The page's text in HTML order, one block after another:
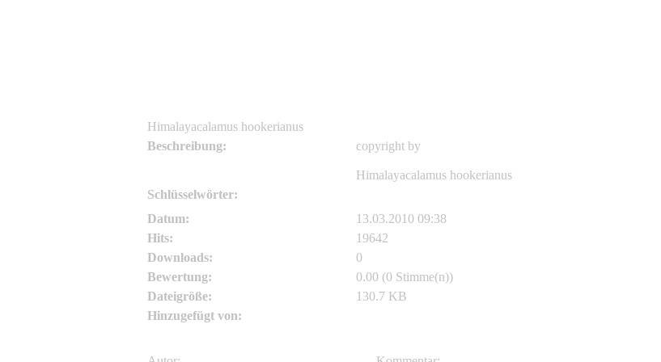
Himalayacalamus hookerianus
Beschreibung:
copyright by
Himalayacalamus hookerianus
Schlüsselwörter:
Datum:
13.03.2010 09:38
Hits:
19642
Downloads:
0
Bewertung:
0.00 (0 Stimme(n))
Dateigröße:
130.7 KB
Hinzugefügt von: